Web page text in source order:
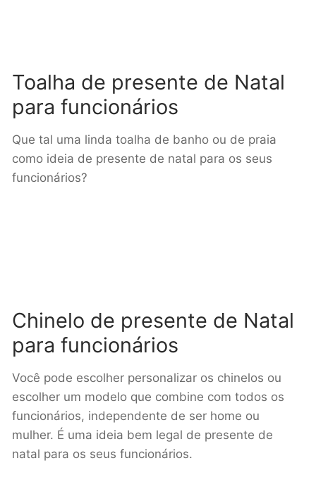
Toalha de presente de Natal
para funcionários
Que tal uma linda toalha de banho ou de praia
como ideia de presente de natal para os seus
funcionários?
Chinelo de presente de Natal
para funcionários
Você pode escolher personalizar os chinelos ou
escolher um modelo que combine com todos os
funcionários, independente de ser home ou
mulher. É uma ideia bem legal de presente de
natal para os seus funcionários.